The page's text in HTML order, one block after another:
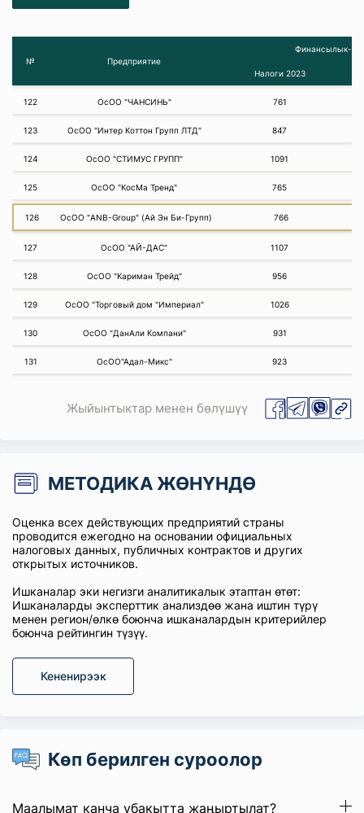
№ Предприятие
Финансылык-
Налоги 2023
122 ОсОО "ЧАНСИНЬ" 761
123 ОсОО "Интер Коттон Групп ЛТД" 847
124 ОсОО "СТИМУС ГРУПП" 1091
125 ОсОО "КосМа Тренд" 765
126 ОсОО "ANB-Group" (Ай Эн Би-Групп) 766
127 ОсОО "АЙ-ДАС" 1107
128 ОсОО "Кариман Трейд" 956
129 ОсОО "Торговый дом "Империал" 1026
130 ОсОО "ДанАли Компани" 931
131 ОсОО"Адал-Микс" 923
Жыйынтыктар менен бөлүшүү
МЕТОДИКА ЖӨНҮНДӨ
Оценка всех действующих предприятий страны
проводится ежегодно на основании официальных
налоговых данных, публичных контрактов и других
открытых источников.
Ишканалар эки негизги аналитикалык этаптан өтөт:
Ишканаларды эксперттик анализдөө жана иштин түрү
менен регион/өлкө боюнча ишканалардын критерийлер
боюнча рейтингин түзүү.
Кененирээк
Көп берилген суроолор
Маалымат канча убакытта жаңыртылат?